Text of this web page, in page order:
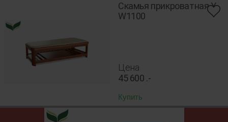
Скамья прикроватная Y
W1100
Цена
45 600 .-
Купить